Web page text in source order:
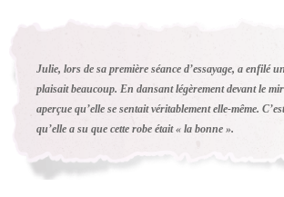
Julie, lors de sa première séance d’essayage, a enfilé
plaisait beaucoup. En dansant légèrement devant le
aperçue qu’elle se sentait véritablement elle-même.
qu’elle a su que cette robe était « la bonne ».